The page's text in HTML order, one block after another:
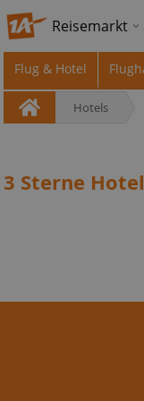
Reisemarkt
Flug & Hotel
Hotels
3 Sterne